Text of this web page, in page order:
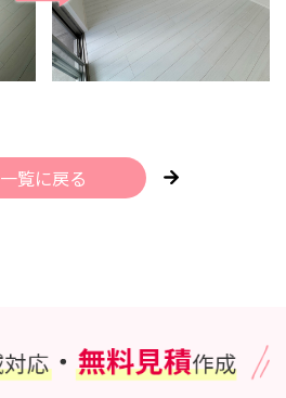
一覧に戻る